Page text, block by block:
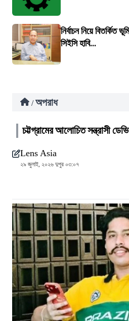
নির্বাচন নিয়ে বিতর্কিত
সিইসি হাবি...
/ অপরাধ
চট্টগ্রামের আলোচিত সন্ত্রাসী
Lens Asia
২৯ জুলাই, ২০২৬ দুপুর ০৩:০৭